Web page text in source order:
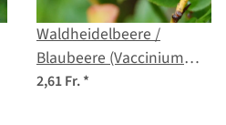
Waldheidelbeere /
Blaubeere (Vaccinium
myrtillus) Bio Saatgut
2,61 Fr.*